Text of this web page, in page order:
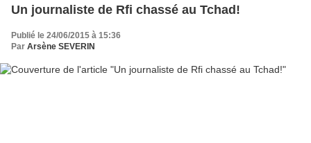
Un journaliste de Rfi chassé au Tchad!
Publié le 24/06/2015 à 15:36
Par Arsène SEVERIN